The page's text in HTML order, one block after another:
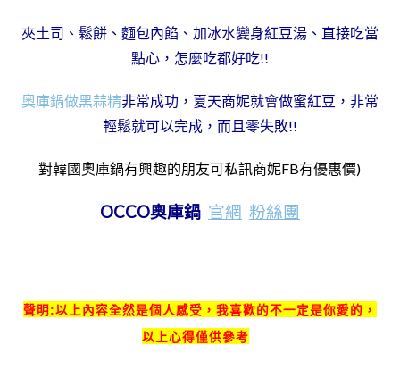
夾土司、鬆餅、麵包內餡、加冰水變身紅豆湯、直接吃當
點心，怎麼吃都好吃!!
奧庫鍋做黑蒜精非常成功，夏天商妮就會做蜜紅豆，非常
輕鬆就可以完成，而且零失敗!!
對韓國奧庫鍋有興趣的朋友可私訊商妮FB有優惠價)
OCCO奧庫鍋 官網 粉絲團
聲明:以上內容全然是個人感受 ，我喜歡的不一定是你愛的 ，
以上心得僅供參考